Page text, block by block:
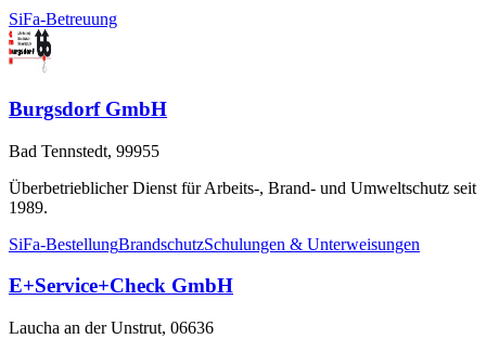
SiFa-Betreuung
Burgsdorf GmbH
Bad Tennstedt, 99955
Überbetrieblicher Dienst für Arbeits-, Brand- und Umweltschutz seit
1989.
SiFa-BestellungBrandschutzSchulungen & Unterweisungen
E+Service+Check GmbH
Laucha an der Unstrut, 06636